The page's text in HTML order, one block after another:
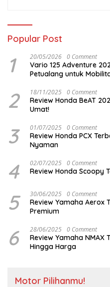
Popular Post
1 20/05/2026 0 Comment
Vario 125 Adventure
Petualang untuk
2 18/11/2025 0 Comment
Review Honda BeAT
Umat!
3 01/07/2025 0 Comment
Review Honda PCX
Nyaman
4 02/07/2025 0 Comment
Review Honda Scoopy
5 30/06/2025 0 Comment
Review Yamaha Aerox
Premium
6 28/06/2025 0 Comment
Review Yamaha NMAX
Hingga Harga
Motor Pilihanmu!